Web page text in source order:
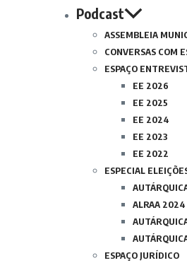
Podcast
ASSEMBLEIA
CONVERSAS COM
ESPAÇO
EE 2026
EE 2025
EE 2024
EE 2023
EE 2022
ESPECIAL
ALRAA 2024
ESPAÇO JURÍDICO